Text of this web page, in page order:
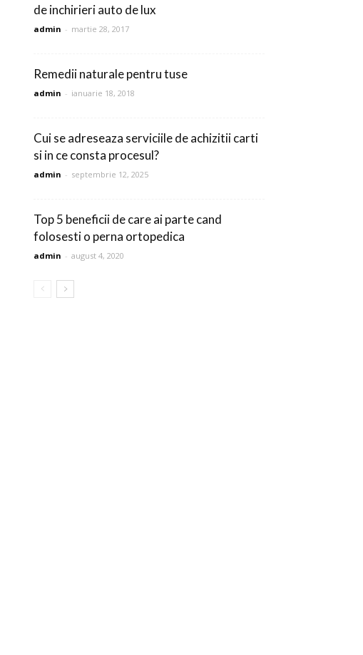
de inchirieri auto de lux
admin - martie 28, 2017
Remedii naturale pentru tuse
admin - ianuarie 18, 2018
Cui se adreseaza serviciile de achizitii carti
si in ce consta procesul?
admin - septembrie 12, 2025
Top 5 beneficii de care ai parte cand
folosesti o perna ortopedica
admin - august 4, 2020